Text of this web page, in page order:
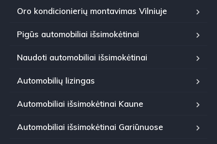
Oro kondicionierių montavimas Vilniuje
Pigūs automobiliai išsimokėtinai
Naudoti automobiliai išsimokėtinai
Automobilių lizingas
Automobiliai išsimokėtinai Kaune
Automobiliai išsimokėtinai Gariūnuose